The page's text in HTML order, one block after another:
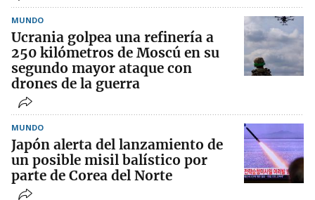
MUNDO
Ucrania golpea una refinería a
250 kilómetros de Moscú en su
segundo mayor ataque con
drones de la guerra
MUNDO
Japón alerta del lanzamiento de
un posible misil balístico por
parte de Corea del Norte